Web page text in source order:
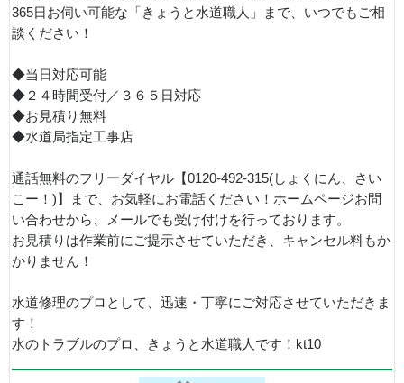
365日お伺い可能な「きょうと水道職人」まで、いつでもご相
談ください！
◆当日対応可能
◆２４時間受付／３６５日対応
◆お見積り無料
◆水道局指定工事店
通話無料のフリーダイヤル【0120-492-315(しょくにん、さい
こー！)】まで、お気軽にお電話ください！ホームページお問
い合わせから、メールでも受け付けを行っております。
お見積りは作業前にご提示させていただき、キャンセル料もか
かりません！
水道修理のプロとして、迅速・丁寧にご対応させていただきま
す！
水のトラブルのプロ、きょうと水道職人です！kt10